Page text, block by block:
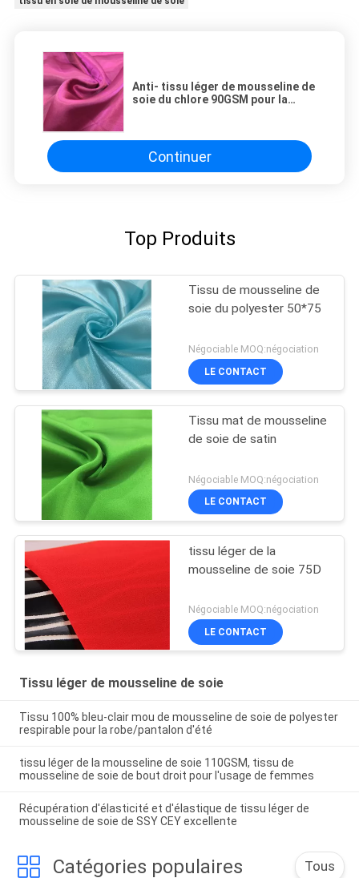
Anti- tissu léger de mousseline de
soie du chlore 90GSM pour la
Continuer
Top Produits
Tissu de mousseline de
soie du polyester 50*75
Négociable MOQ:négociation
LE CONTACT
Tissu mat de mousseline
de soie de satin
Négociable MOQ:négociation
LE CONTACT
tissu léger de la
mousseline de soie 75D
Négociable MOQ:négociation
LE CONTACT
Tissu léger de mousseline de soie
Tissu 100% bleu-clair mou de mousseline de soie de polyester
respirable pour la robe/pantalon d'été
tissu léger de la mousseline de soie 110GSM, tissu de
mousseline de soie de bout droit pour l'usage de femmes
Récupération d'élasticité et d'élastique de tissu léger de
mousseline de soie de SSY CEY excellente
Catégories populaires Tous